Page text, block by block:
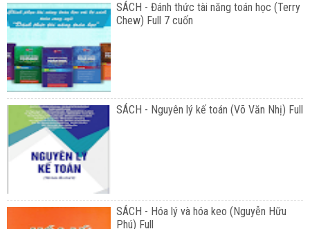
SÁCH - Đánh thức tài năng toán học (Terry
Chew) Full 7 cuốn
SÁCH - Nguyên lý kế toán (Võ Văn Nhị) Full
SÁCH - Hóa lý và hóa keo (Nguyễn Hữu
Phú) Full